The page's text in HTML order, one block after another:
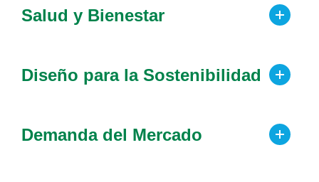
Salud y Bienestar
Diseño para la Sostenibilidad
Demanda del Mercado